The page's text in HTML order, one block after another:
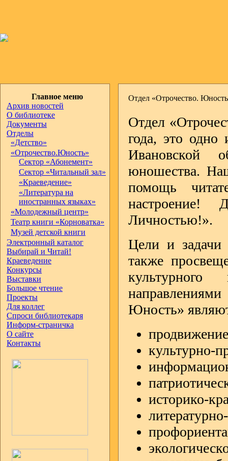
Главное меню
Архив новостей
О библиотеке
Документы
Отделы
«Детство»
«Отрочество.Юность»
Сектор «Абонемент»
Сектор «Читальный зал»
«Краеведение»
«Литература на
иностранных языках»
«Молодежный центр»
Театр книги «Корноватка»
Музей детской книги
Электронный каталог
Выбирай и Читай!
Краеведение
Конкурсы
Выставки
Большое чтение
Проекты
Для коллег
Спроси библиотекаря
Информ-страничка
О сайте
Контакты
Отдел «Отрочество.
Отдел
года, это одно
Ивановской
юношества.
помощь
настроение!
Личностью!».
Цели и задачи
также
культурного
Юность»
культурно-
историко-